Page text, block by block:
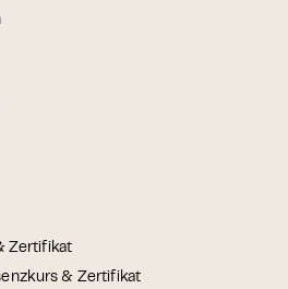
Zertifikat
& Zertifikat